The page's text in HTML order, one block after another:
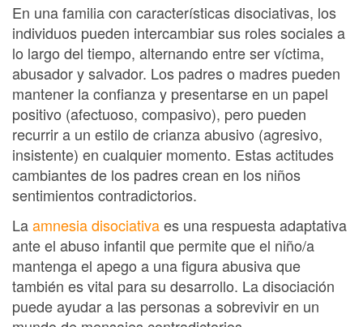
En una familia con características disociativas, los
individuos pueden intercambiar sus roles sociales a
lo largo del tiempo, alternando entre ser víctima,
abusador y salvador. Los padres o madres pueden
mantener la confianza y presentarse en un papel
positivo (afectuoso, compasivo), pero pueden
recurrir a un estilo de crianza abusivo (agresivo,
insistente) en cualquier momento. Estas actitudes
cambiantes de los padres crean en los niños
sentimientos contradictorios.
Laamnesia disociativaes una respuesta adaptativa
ante el abuso infantil que permite que el niño/a
mantenga el apego a una figura abusiva que
también es vital para su desarrollo. La disociación
puede ayudar a las personas a sobrevivir en un